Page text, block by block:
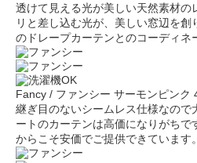
透けて見える光が美しい天然素材の
リと差し込む光が、美しい窓辺を
のドレープカーテンとのコーディネ
Fancy / ファンシー サーモンピンク
継ぎ目のないシームレス仕様なので
ートのカーテンは高価になりがち
からこそ安価でご提供できています。